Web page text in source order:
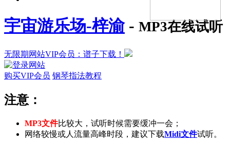
宇宙游乐场-梓渝- MP3在线试听
无限期网站VIP会员：谱子下载！
购买VIP会员 钢琴指法教程
注意：
MP3文件比较大，试听时候需要缓冲一会；
网络较慢或人流量高峰时段，建议下载Midi文件试听。